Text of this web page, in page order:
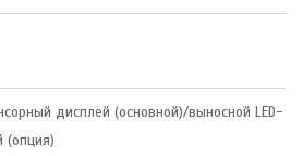
дисплей (основной)/выносной LED-
(опция)